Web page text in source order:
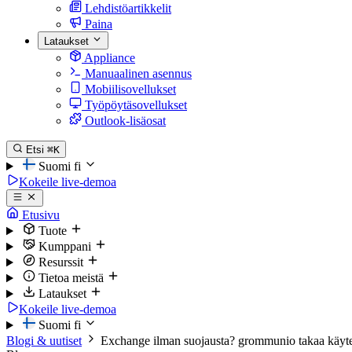
Lehdistöartikkelit
Paina
Lataukset
Appliance
Manuaalinen asennus
Mobiilisovellukset
Työpöytäsovellukset
Outlook-lisäosat
Etsi ⌘K
Suomi fi
Kokeile live-demoa
Etusivu
Tuote
Kumppani
Resurssit
Tietoa meistä
Lataukset
Kokeile live-demoa
Suomi fi
Blogi & uutiset
Exchange ilman suojausta? grommunio takaa